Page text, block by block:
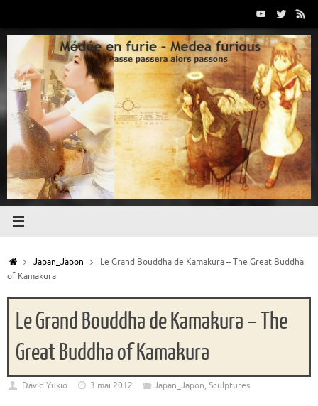
contenu
Accueil
Japan_Japon
Le Grand Bouddha de Kamakura – The Great Buddha
of Kamakura
Le Grand Bouddha de Kamakura – The
Great Buddha of Kamakura
David Yukio 3 mai 2012 Japan_Japon, Sculptures